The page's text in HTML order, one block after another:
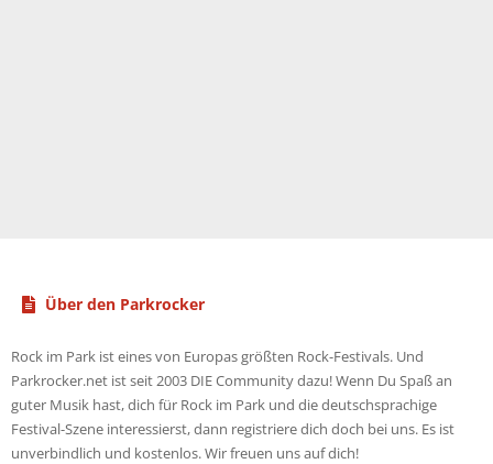
Über den Parkrocker
Rock im Park ist eines von Europas größten Rock-Festivals. Und
Parkrocker.net ist seit 2003 DIE Community dazu! Wenn Du Spaß an
guter Musik hast, dich für Rock im Park und die deutschsprachige
Festival-Szene interessierst, dann registriere dich doch bei uns. Es ist
unverbindlich und kostenlos. Wir freuen uns auf dich!